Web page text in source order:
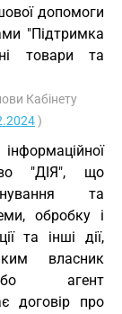
допомоги
"Підтримка
товари та
Кабінету
)
"ДІЯ", що
та
обробку і
та інші дії,
власник
агент
договір про